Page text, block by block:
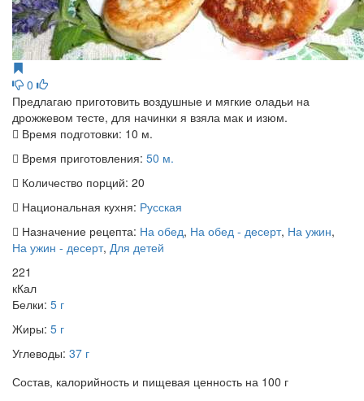
0
Предлагаю приготовить воздушные и мягкие оладьи на
дрожжевом тесте, для начинки я взяла мак и изюм.
Время подготовки: 10 м.
Время приготовления: 50 м.
Количество порций: 20
Национальная кухня: Русская
Назначение рецепта: На обед, На обед - десерт, На ужин,
На ужин - десерт, Для детей
221
кКал
Белки: 5 г
Жиры: 5 г
Углеводы: 37 г
Состав, калорийность и пищевая ценность на 100 г